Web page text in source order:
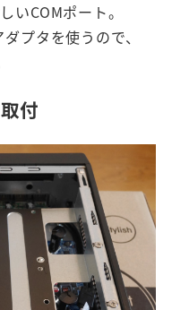
いCOMポート。
プタを使うので、
付